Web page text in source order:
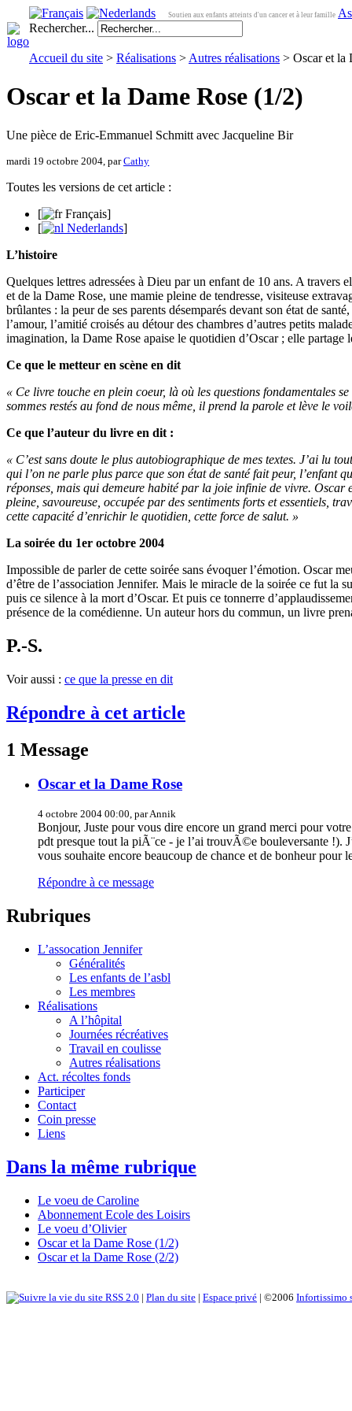
Soutien aux enfants atteints d'un cancer et à leur famille
Rechercher...
Accueil du site > Réalisations > Autres réalisations > Oscar et la
Oscar et la Dame Rose (1/2)
Une pièce de Eric-Emmanuel Schmitt avec Jacqueline Bir
mardi 19 octobre 2004, parCathy
Toutes les versions de cet article :
[
Français]
[
Nederlands]
L’histoire
Quelques lettres adressées à Dieu par un enfant de 10 ans. A travers
et de la Dame Rose, une mamie pleine de tendresse, visiteuse
brûlantes : la peur de ses parents désemparés devant son état de
l’amour, l’amitié croisés au détour des chambres d’autres petits
imagination, la Dame Rose apaise le quotidien d’Oscar ; elle
Ce que le metteur en scène en dit
« Ce livre touche en plein coeur, là où les questions fondamentales
sommes restés au fond de nous même, il prend la parole et lève le
Ce que l’auteur du livre en dit :
« C’est sans doute le plus autobiographique de mes textes. J’ai lu
qui l’on ne parle plus parce que son état de santé fait peur, l’enfant
réponses, mais qui demeure habité par la joie infinie de vivre. Oscar
pleine, savoureuse, occupée par des sentiments forts et essentiels,
cette capacité d’enrichir le quotidien, cette force de salut. »
La soirée du 1er octobre 2004
Impossible de parler de cette soirée sans évoquer l’émotion. Oscar
d’être de l’association Jennifer. Mais le miracle de la soirée ce fut la
puis ce silence à la mort d’Oscar. Et puis ce tonnerre
présence de la comédienne. Un auteur hors du commun, un livre
P.-S.
Voir aussi : ce que la presse en dit
Répondre à cet article
1 Message
Oscar et la Dame Rose
4 octobre 2004 00:00, par Annik
Bonjour, Juste pour vous dire encore un grand merci pour
pdt presque tout la piÃ¨ce - je l’ai trouvÃ©e bouleversante
vous souhaite encore beaucoup de chance et de bonheur pour
Répondre à ce message
Rubriques
L’assocation Jennifer
Généralités
Les enfants de l’asbl
Les membres
Réalisations
A l’hôpital
Journées récréatives
Travail en coulisse
Autres réalisations
Act. récoltes fonds
Participer
Contact
Coin presse
Liens
Dans la même rubrique
Le voeu de Caroline
Abonnement Ecole des Loisirs
Le voeu d’Olivier
Oscar et la Dame Rose (1/2)
Oscar et la Dame Rose (2/2)
RSS 2.0 | Plan du site | Espace privé | ©2006 Infortissimo